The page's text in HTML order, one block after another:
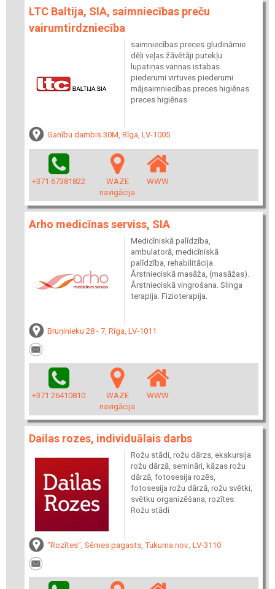
LTC Baltija, SIA, saimniecības preču
vairumtirdzniecība
saimniecības preces gludināmie
dēļi veļas žāvētāji putekļu
lupatiņas vannas istabas
piederumi virtuves piederumi
mājsaimniecības preces higiēnas
preces higiēnas
Ganību dambis 30M, Rīga, LV-1005
+371 67381822
WAZE
navigācija
WWW
Arho medicīnas serviss, SIA
Medicīniskā palīdzība,
ambulatorā, medicīniskā
palīdzība, rehabilitācija.
Ārstnieciskā masāža, (masāžas).
Ārstnieciskā vingrošana. Slinga
terapija. Fizioterapija.
Bruņinieku 28 - 7, Rīga, LV-1011
+371 26410810
WAZE
navigācija
WWW
Dailas rozes, individuālais darbs
Rožu stādi, rožu dārzs, ekskursija
rožu dārzā, semināri, kāzas rožu
dārzā, fotosesija rozēs,
fotosesija rožu dārzā, rožu svētki,
svētku organizēšana, rozītes.
Rožu stādi
"Rozītes", Sēmes pagasts, Tukuma nov., LV-3110